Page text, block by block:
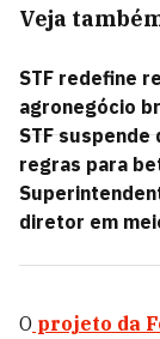
Veja
STF redefine
agronegócio
STF
regras para
diretor em
O projeto da